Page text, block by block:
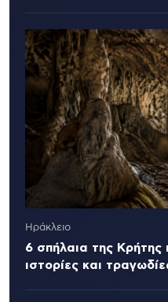
Ηράκλειο
6 σπήλαια της Κρήτης
ιστορίες και